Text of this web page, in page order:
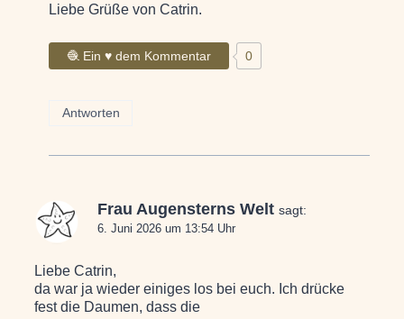
Liebe Grüße von Catrin.
🧶 Ein ♥ dem Kommentar 0
Antworten
Frau Augensterns Welt sagt:
6. Juni 2026 um 13:54 Uhr
Liebe Catrin,
da war ja wieder einiges los bei euch. Ich drücke
fest die Daumen, dass die